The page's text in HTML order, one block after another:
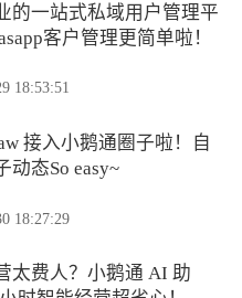
的一站式私域用户管理平
客户管理更简单啦！
18:53:51
接入小鹅通圈子啦！自
动态So easy~
18:27:29
太费人？小鹅通 AI 助